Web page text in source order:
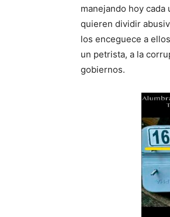
manejando hoy
quieren dividir
los enceguece a
un petrista, a la
gobiernos.